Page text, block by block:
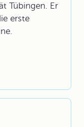
Tübingen. Er
erste